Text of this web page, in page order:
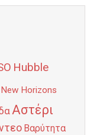
Hubble
New Horizons
Αστέρι
Βαρύτητα